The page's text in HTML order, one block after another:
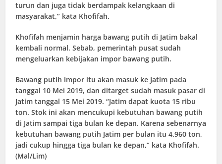
turun dan juga tidak berdampak kelangkaan di
masyarakat,” kata Khofifah.
Khofifah menjamin harga bawang putih di Jatim bakal
kembali normal. Sebab, pemerintah pusat sudah
mengeluarkan kebijakan impor bawang putih.
Bawang putih impor itu akan masuk ke Jatim pada
tanggal 10 Mei 2019, dan ditarget sudah masuk pasar di
Jatim tanggal 15 Mei 2019. “Jatim dapat kuota 15 ribu
ton. Stok ini akan mencukupi kebutuhan bawang putih
di Jatim sampai tiga bulan ke depan. Karena sebenarnya
kebutuhan bawang putih Jatim per bulan itu 4.960 ton,
jadi cukup hingga tiga bulan ke depan,” kata Khofifah.
(Mal/Lim)